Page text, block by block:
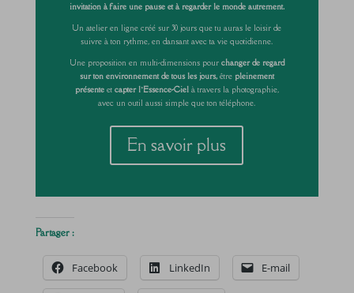
invitation à faire une pause et à regarder le monde autrement.
Un atelier en ligne créé sur 30 jours que tu auras le loisir de
suivre à ton rythme, en dansant avec ta vie quotidienne.
Une proposition en multi-dimensions pour changer de regard
sur ton environnement de tous les jours,être pleinement
présenteet capter l’Essence-Cielà travers la photographie,
avec un outil aussi simple que ton téléphone.
En savoir plus
Partager :
Facebook LinkedIn E-mail